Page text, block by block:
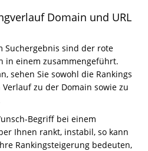
Domain und URL
Suchergebnis sind der rote
in einem zusammengeführt.
sehen Sie sowohl die Rankings
zu der Domain sowie zu
Begriff bei einem
Ihnen rankt, instabil, so kann
Rankingsteigerung bedeuten,